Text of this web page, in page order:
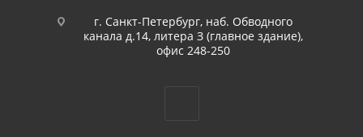
г. Санкт-Петербург, наб. Обводного
канала д.14, литера З (главное здание),
офис 248-250